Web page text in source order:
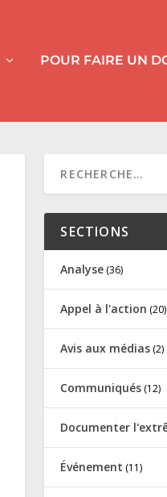
POUR FAIRE UN
SECTIONS
Analyse (36)
Appel à l'action (20)
Avis aux médias (2)
Communiqués (12)
Documenter
Événement (11)